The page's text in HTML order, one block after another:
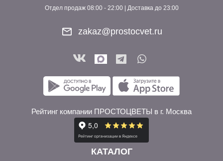
Отдел продаж 08:00 - 22:00 | Доставка до 23:00
zakaz@prostocvet.ru
Рейтинг компании ПРОСТОЦВЕТЫ в г. Москва
КАТАЛОГ